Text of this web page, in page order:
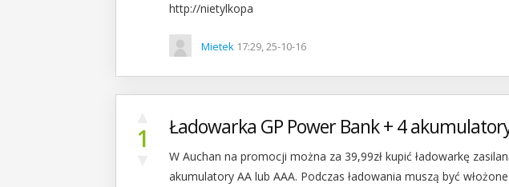
http://nietylkopa
Mietek 17:29, 25-10-16
1 Ładowarka GP Power Bank + 4
W Auchan na promocji można za 39,99zł kupić ładowarkę
akumulatory AA lub AAA. Podczas ładowania muszą być